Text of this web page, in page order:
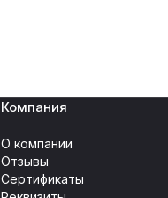
Компания
О компании
Отзывы
Сертификаты